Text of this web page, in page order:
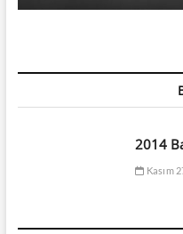
2014
Kasım